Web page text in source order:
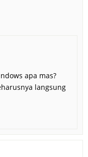
apa mas?
langsung